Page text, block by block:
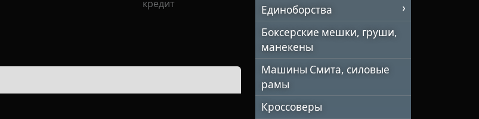
кредит
Единоборства
Боксерские мешки, груши,
манекены
Машины Смита, силовые
рамы
Кроссоверы